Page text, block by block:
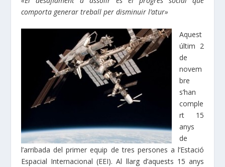
comporta generar treball per disminuir l’atur»
Aquest
últim 2
de
novem
bre
s’han
comple
rt 15
anys
de
l’arribada del primer equip de tres persones a l’Estació
Espacial Internacional (EEI). Al llarg d’aquests 15 anys